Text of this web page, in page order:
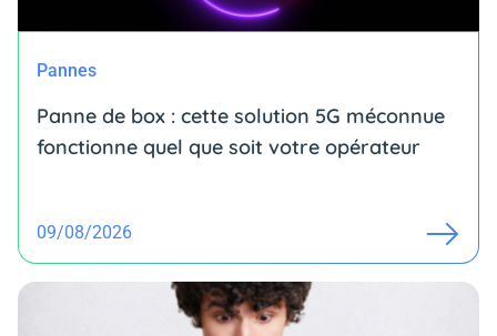
Pannes
Panne de box : cette solution 5G méconnue
fonctionne quel que soit votre opérateur
09/08/2026